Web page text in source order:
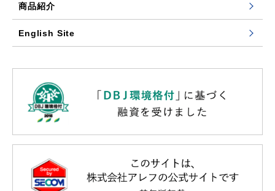
商品紹介
English Site